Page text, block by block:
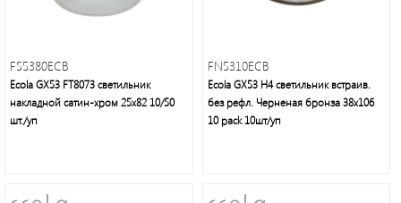
FS5380ECB
Ecola GX53 FT8073 светильник
накладной сатин-хром 25x82 10/50
шт./уп
FN5310ECB
Ecola GX53 H4 светильник встраив.
без рефл. Черненая бронза 38x106
10 pack 10шт/уп